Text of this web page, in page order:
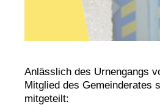
Anlässlich des Urnengangs
Mitglied des Gemeinderates
mitgeteilt: